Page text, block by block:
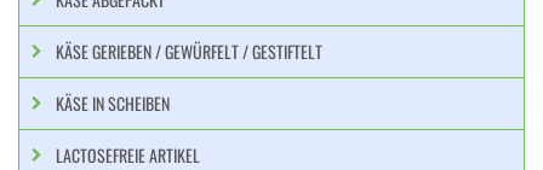
KÄSE GERIEBEN / GEWÜRFELT / GESTIFTELT
KÄSE IN SCHEIBEN
LACTOSEFREIE ARTIKEL